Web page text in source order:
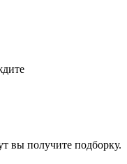
вы получите подборку.